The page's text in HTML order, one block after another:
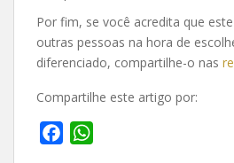
Por fim, se você acredita que
outras pessoas na hora de
diferenciado, compartilhe-o nas
Compartilhe este artigo por: